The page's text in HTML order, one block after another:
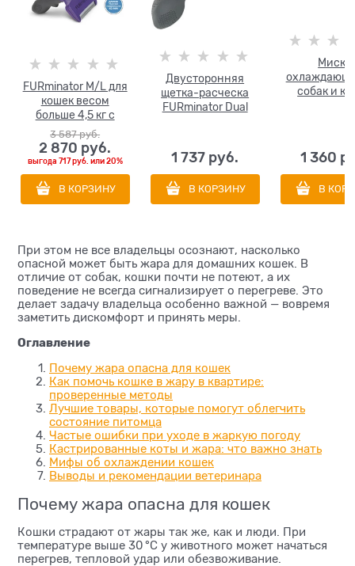
FURminator M/L для
кошек весом
больше 4,5 кг с
длинной шерстью
ширина рабочей
поверхности 62 мм
(FUR Cat Undercoat
M/L Long Hair)
3 587 руб.
2 870 руб.
выгода 717 руб. или20%
В КОРЗИНУ
Двусторонняя
щетка-расческа
FURminator Dual
12 мм
1 737 руб.
В КОРЗИНУ
Миска
собак и
1 360
В
При этом не все владельцы осознают, насколько
опасной может быть жара для домашних кошек. В
отличие от собак, кошки почти не потеют, а их
поведение не всегда сигнализирует о перегреве. Это
делает задачу владельца особенно важной — вовремя
заметить дискомфорт и принять меры.
Оглавление
Почему жара опасна для кошек
Как помочь кошке в жару в квартире:
проверенные методы
Лучшие товары, которые помогут облегчить
состояние питомца
Частые ошибки при уходе в жаркую погоду
Кастрированные коты и жара: что важно знать
Мифы об охлаждении кошек
Выводы и рекомендации ветеринара
Почему жара опасна для кошек
Кошки страдают от жары так же, как и люди. При
температуре выше 30 °C у животного может начаться
перегрев, тепловой удар или обезвоживание.